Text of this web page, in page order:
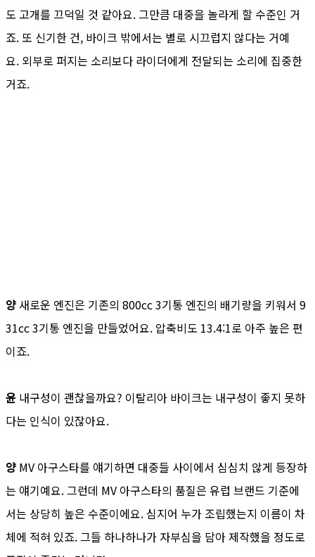
도 고개를 끄덕일 것 같아요. 그만큼 대중을 놀라게 할 수준인 거
죠. 또 신기한 건, 바이크 밖에서는 별로 시끄럽지 않다는 거예
요. 외부로 퍼지는 소리보다 라이더에게 전달되는 소리에 집중한
거죠.
양새로운 엔진은 기존의 800cc 3기통 엔진의 배기량을 키워서 9
31cc 3기통 엔진을 만들었어요. 압축비도 13.4:1로 아주 높은 편
이죠.
윤 내구성이 괜찮을까요? 이탈리아 바이크는 내구성이 좋지 못하
다는 인식이 있잖아요.
양 MV 아구스타를 얘기하면 대중들 사이에서 심심치 않게 등장하
는 얘기예요. 그런데 MV 아구스타의 품질은 유럽 브랜드 기준에
서는 상당히 높은 수준이에요. 심지어 누가 조립했는지 이름이 차
체에 적혀 있죠. 그들 하나하나가 자부심을 담아 제작했을 정도로